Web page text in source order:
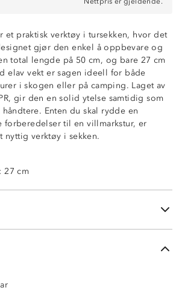
et praktisk verktøy i tursekken, hvor det
gjør den enkel å oppbevare og
total lengde på 50 cm, og bare 27 cm
elav vekt er sagen ideell for både
i skogen eller på camping. Laget av
gir den en solid ytelse samtidig som
Enten du skal rydde en
forberedelser til en villmarkstur, er
nyttig verktøy i sekken.
27 cm